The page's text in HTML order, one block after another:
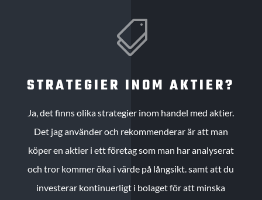

STRATEGIER INOM AKTIER?
Ja, det finns olika strategier inom handel med aktier.
Det jag använder och rekommenderar är att man
köper en aktier i ett företag som man har analyserat
och tror kommer öka i värde på långsikt. samt att du
investerar kontinuerligt i bolaget för att minska